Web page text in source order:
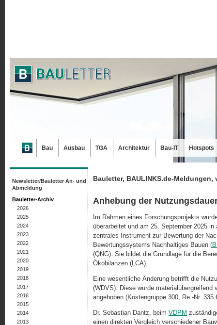
Bauletter, BAULINKS.de-Meldungen,
Anhebung der
Im Rahmen eines Forschungsprojekts
überarbeitet und am 25. September 2025
zentrales Instrument zur Bewertung der
Bewertungssystems Nachhaltiges Bauen (
(QNG). Sie bildet die Grundlage für die
Ökobilanzen (LCA).
Eine wesentliche Änderung betrifft die
(WDVS): Diese wurde
angehoben (Kostengruppe 300, Re.-Nr.
Dr. Sebastian Dantz, beim VDPM
einen direkten Vergleich verschiedener
Newsletter/Bauletter An- und
Abmeldung
Bauletter-Archiv
2026
2025
2024
2023
2022
2021
2020
2019
2018
2017
2016
2015
2014
2013
Bau Ausbau TGA Architektur Bau-IT Hotspots